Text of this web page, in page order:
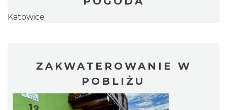
Katowice
ZAKWATEROWANIE W
POBLIŻU